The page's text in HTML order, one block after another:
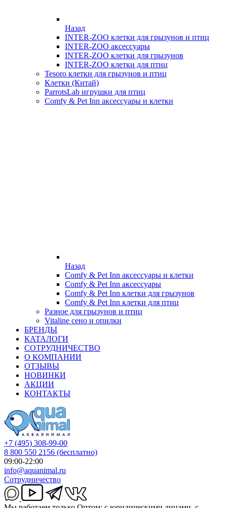
Назад
INTER-ZOO клетки для грызунов и птиц
INTER-ZOO аксессуары
INTER-ZOO клетки для грызунов
INTER-ZOO клетки для птиц
Tesoro клетки для грызунов и птиц
Клетки (Китай)
ParrotsLab игрушки для птиц
Comfy & Pet Inn аксессуары и клетки
Назад
Comfy & Pet Inn аксессуары и клетки
Comfy & Pet Inn аксессуары
Comfy & Pet Inn клетки для грызунов
Comfy & Pet Inn клетки для птиц
Разное для грызунов и птиц
Vitaline сено и опилки
БРЕНДЫ
КАТАЛОГИ
СОТРУДНИЧЕСТВО
О КОМПАНИИ
ОТЗЫВЫ
НОВИНКИ
АКЦИИ
КОНТАКТЫ
+7 (495) 308-99-00
8 800 550 2156 (бесплатно)
09:00-22:00
info@aquanimal.ru
Сотрудничество